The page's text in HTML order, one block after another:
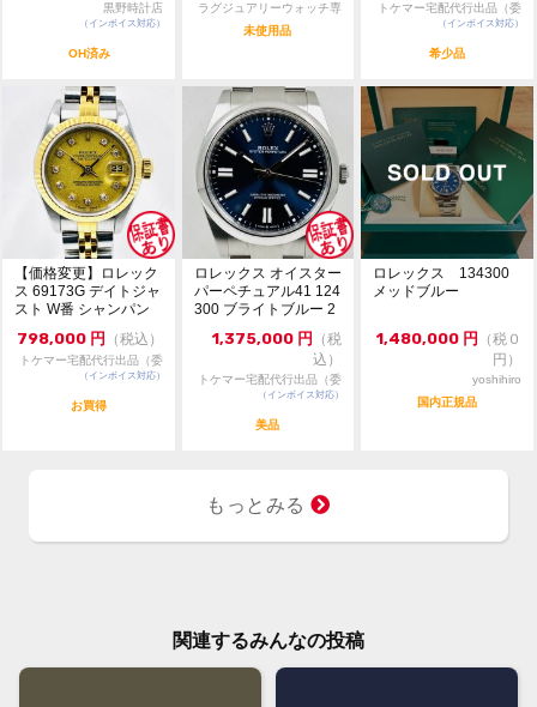
・価格交渉や問合せは『出品者に質問する』よりお願い
致します。
黒野時計店
（インボイス対応）
OH済み
ラグジュアリーウォッチ専
門店：R/M
未使用品
トケマー宅配代行出品（委
託販売）
（インボイス対応）
希少品
【価格変更】ロレック
ス 69173G デイトジャ
スト W番 シャンパン
798,000 円 （税込）
トケマー宅配代行出品（委
託販売）
（インボイス対応）
お買得
ロレックス オイスター
パーペチュアル41 124
300 ブライトブルー 2
1,375,000 円 （税
込）
トケマー宅配代行出品（委
託販売）
（インボイス対応）
美品
ロレックス 134300
メッドブルー
1,480,000 円 （税０
円）
yoshihiro
国内正規品
もっとみる
関連するみんなの投稿